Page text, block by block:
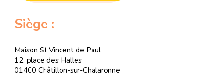
Siège :
Maison St Vincent de Paul
12, place des Halles
01400 Châtillon-sur-Chalaronne